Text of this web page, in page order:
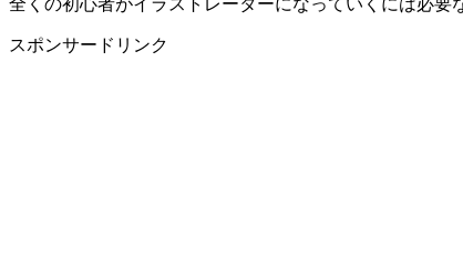
全くの初心者がイラストレーターになっていくには必要
スポンサードリンク